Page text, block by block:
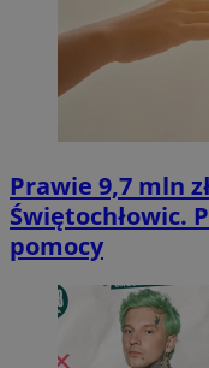
Prawie 9,7 mln
Świętochłowic.
pomocy